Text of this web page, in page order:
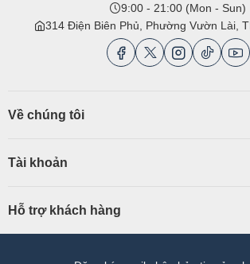
9:00 - 21:00 (Mon - Sun)
314 Điện Biên Phủ, Phường Vườn Lài,
Về chúng tôi
Tài khoản
Hỗ trợ khách hàng